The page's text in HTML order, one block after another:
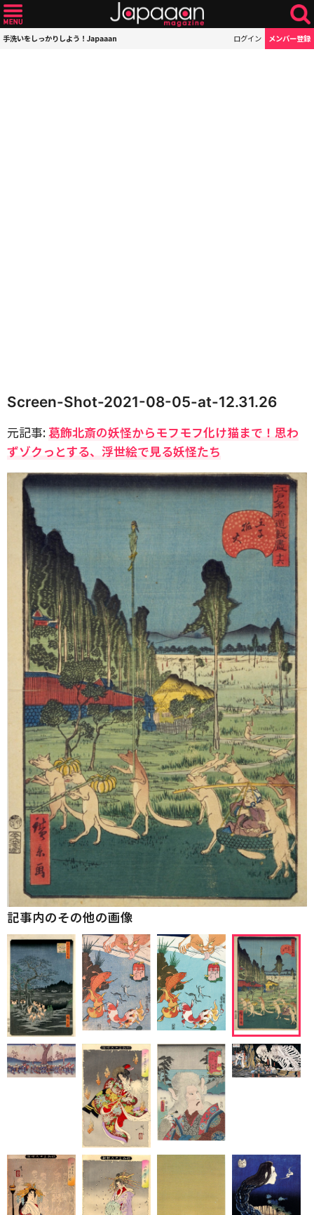
手洗いをしっかりしよう！Japaaan ログイン メンバー登録
Screen-Shot-2021-08-05-at-12.31.26
元記事:葛飾北斎の妖怪からモフモフ化け猫まで！思わ
ずゾクっとする、浮世絵で見る妖怪たち
記事内のその他の画像